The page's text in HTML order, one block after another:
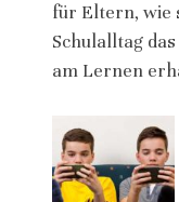
für Eltern, wie
Schulalltag
am Lernen